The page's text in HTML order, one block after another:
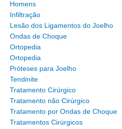
Homens
Infiltração
Lesão dos Ligamentos do Joelho
Ondas de Choque
Ortopedia
Ortopedia
Próteses para Joelho
Tendinite
Tratamento Cirúrgico
Tratamento não Cirúrgico
Tratamento por Ondas de Choque
Tratamentos Cirúrgicos